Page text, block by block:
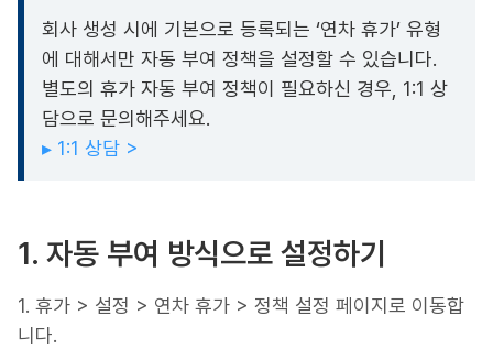
회사 생성 시에 기본으로 등록되는 ‘연차 휴가’ 유형
에 대해서만 자동 부여 정책을 설정할 수 있습니다.
별도의 휴가 자동 부여 정책이 필요하신 경우, 1:1 상
담으로 문의해주세요.
▸ 1:1 상담 >
1. 자동 부여 방식으로 설정하기
1. 휴가 > 설정 > 연차 휴가 > 정책 설정 페이지로 이동합
니다.